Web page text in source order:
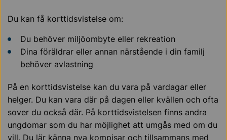
Du kan få korttidsvistelse om:
Du behöver miljöombyte eller rekreation
Dina föräldrar eller annan närstående i din familj
behöver avlastning
På en korttidsvistelse kan du vara på vardagar eller
helger. Du kan vara där på dagen eller kvällen och ofta
sover du också där. På korttidsvistelsen finns andra
ungdomar som du har möjlighet att umgås med om du
vill. Du lär känna nya kompisar och tillsammans med